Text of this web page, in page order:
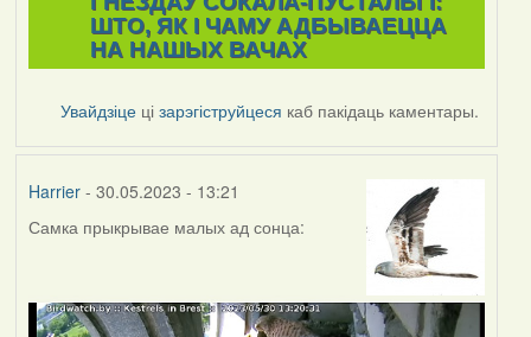
ШТО, ЯК І ЧАМУ АДБЫВАЕЦЦА
НА НАШЫХ ВАЧАХ
Увайдзіце цізарэгіструйцеся каб пакідаць каментары.
Harrier- 30.05.2023 - 13:21
Самка прыкрывае малых ад сонца: